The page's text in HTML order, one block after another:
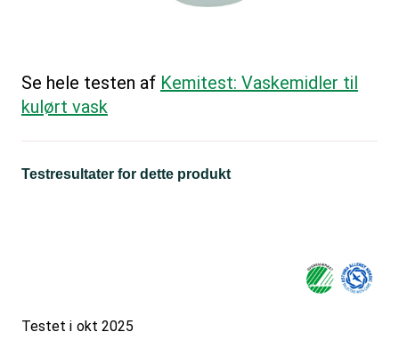
Se hele testen af Kemitest: Vaskemidler til
kulørt vask
Testresultater for dette produkt
Testet i okt 2025